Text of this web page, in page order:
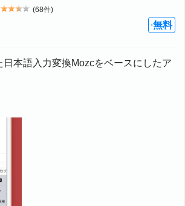
評価: 3.5
(68件)
+無料
本語入力変換Mozcをベースにしたア